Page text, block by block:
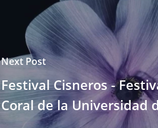
Next Post
Festival Cisneros -
Coral de la Universidad